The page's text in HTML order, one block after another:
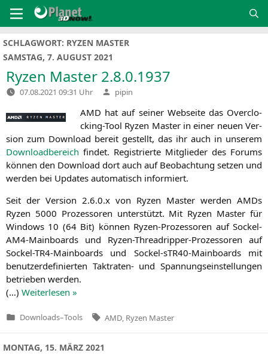
Inhalt
springen
SCHLAGWORT: RYZEN MASTER
SAMSTAG, 7. AUGUST 2021
Ryzen Master 2.8.0.1937
07.08.2021 09:31 Uhr Verfasst
von
pipin
AMD hat auf sei­ner Web­sei­te das Over­clo­
cking-Tool Ryzen Mas­ter in einer neu­en Ver­
si­on zum Down­load bereit gestellt, das ihr auch in unse­rem
Down­load­be­reich fin­det. Regis­trier­te Mit­glie­der des Forums
kön­nen den Down­load dort auch auf Beob­ach­tung set­zen und
wer­den bei Updates auto­ma­tisch informiert.
Seit der Ver­si­on 2.6.0.x von Ryzen Mas­ter wer­den AMDs
Ryzen 5000 Pro­zes­so­ren unter­stützt. Mit Ryzen Mas­ter für
Win­dows 10 (64 Bit) kön­nen Ryzen-Pro­zes­so­ren auf Sockel-
AM4-Main­boards und Ryzen-Thre­ad­rip­per-Pro­zes­so­ren auf
Sockel-TR4-Main­boards und Sockel-sTR40-Main­boards mit
benut­zer­de­fi­nier­ten Takt­ra­ten- und Span­nungs­ein­stel­lun­gen
betrie­ben werden.
(…) Wei­ter­le­sen »
Veröffentlicht
Downloads–Tools Tags:
AMD Ryzen Master
MONTAG, 15. MÄRZ 2021